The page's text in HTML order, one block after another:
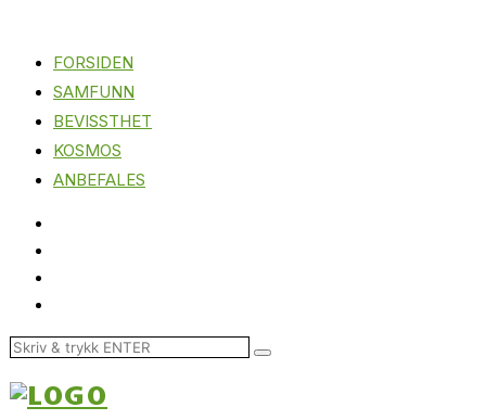
FORSIDEN
SAMFUNN
BEVISSTHET
KOSMOS
ANBEFALES